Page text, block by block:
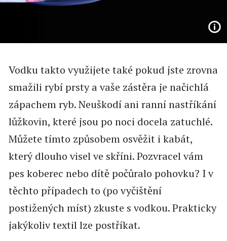
Vodku takto využijete také pokud jste zrovna
smažili rybí prsty a vaše zástěra je načichlá
zápachem ryb. Neuškodí ani ranní nastříkání
lůžkovin, které jsou po noci docela zatuchlé.
Můžete tímto způsobem osvěžit i kabát,
který dlouho visel ve skříni. Pozvracel vám
pes koberec nebo dítě počůralo pohovku? I v
těchto případech to (po vyčištění
postižených míst) zkuste s vodkou. Prakticky
jakýkoliv textil lze postříkat.